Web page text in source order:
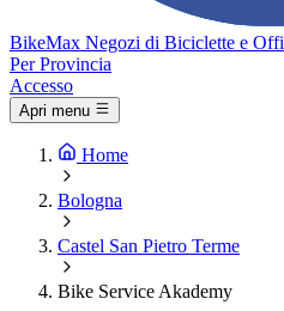
BikeMax Negozi di Biciclette e
Per Provincia
Accesso
Apri menu
Home
Bologna
Castel San Pietro Terme
Bike Service Akademy